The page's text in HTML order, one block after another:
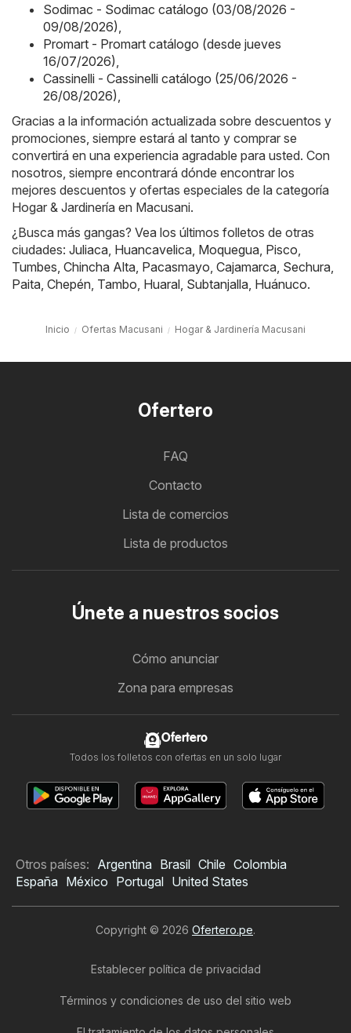
Sodimac - Sodimac catálogo (03/08/2026 -
09/08/2026)
Promart - Promart catálogo (desde jueves
16/07/2026)
Cassinelli - Cassinelli catálogo (25/06/2026 -
26/08/2026)
Gracias a la información actualizada sobre descuentos y
promociones, siempre estará al tanto y comprar se
convertirá en una experiencia agradable para usted. Con
nosotros, siempre encontrará dónde encontrar los
mejores descuentos y ofertas especiales de la categoría
Hogar & Jardinería en Macusani.
¿Busca más gangas? Vea los últimos folletos de otras
ciudades: Juliaca Huancavelica Moquegua Pisco
Tumbes Chincha Alta Pacasmayo Cajamarca Sechura
Paita Chepén Tambo Huaral Subtanjalla Huánuco.
Inicio Ofertas Macusani Hogar & Jardinería Macusani
Ofertero
FAQ
Contacto
Lista de comercios
Lista de productos
Únete a nuestros socios
Cómo anunciar
Zona para empresas
Ofertero
Todos los folletos con ofertas en un solo lugar
Otros países: Argentina Brasil Chile Colombia
España México Portugal United States
Copyright © 2026 Ofertero.pe.
Establecer política de privacidad
Términos y condiciones de uso del sitio web